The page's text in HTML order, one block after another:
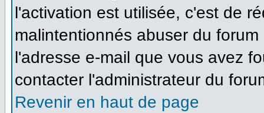
l'activation est utilisée, c'est de
malintentionnés abuser du
l'adresse e-mail que vous avez
contacter l'administrateur du
Revenir en haut de page